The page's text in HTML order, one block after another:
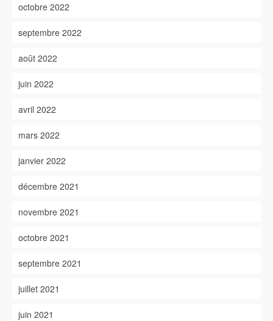
octobre 2022
septembre 2022
août 2022
juin 2022
avril 2022
mars 2022
janvier 2022
décembre 2021
novembre 2021
octobre 2021
septembre 2021
juillet 2021
juin 2021